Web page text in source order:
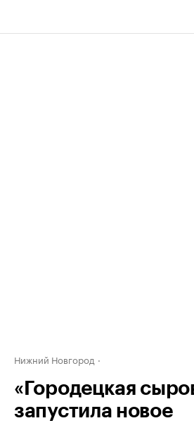
Нижний Новгород
«Городецкая
запустила новое